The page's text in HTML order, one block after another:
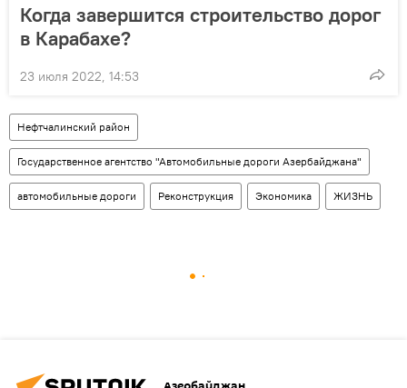
Когда завершится строительство дорог
в Карабахе?
23 июля 2022, 14:53
Нефтчалинский район
Государственное агентство "Автомобильные дороги Азербайджана"
автомобильные дороги Реконструкция Экономика ЖИЗНЬ